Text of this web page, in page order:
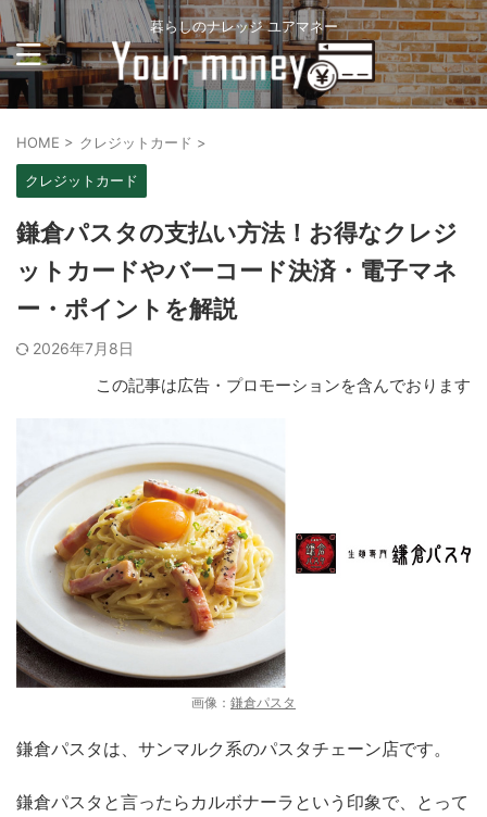
暮らしのナレッジ ユアマネー
HOME > クレジットカード >
クレジットカード
鎌倉パスタの支払い方法！お得なクレジ
ットカードやバーコード決済・電子マネ
ー・ポイントを解説
2026年7月8日
この記事は広告・プロモーションを含んでおります
画像： 鎌倉パスタ
鎌倉パスタは、サンマルク系のパスタチェーン店です。
鎌倉パスタと言ったらカルボナーラという印象で、とって